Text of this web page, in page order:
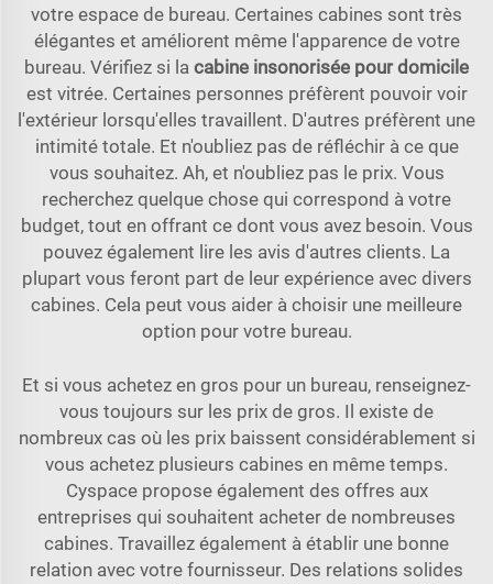
votre espace de bureau. Certaines cabines sont très
élégantes et améliorent même l'apparence de votre
bureau. Vérifiez si la cabine insonorisée pour domicile
est vitrée. Certaines personnes préfèrent pouvoir voir
l'extérieur lorsqu'elles travaillent. D'autres préfèrent une
intimité totale. Et n'oubliez pas de réfléchir à ce que
vous souhaitez. Ah, et n'oubliez pas le prix. Vous
recherchez quelque chose qui correspond à votre
budget, tout en offrant ce dont vous avez besoin. Vous
pouvez également lire les avis d'autres clients. La
plupart vous feront part de leur expérience avec divers
cabines. Cela peut vous aider à choisir une meilleure
option pour votre bureau.
Et si vous achetez en gros pour un bureau, renseignez-
vous toujours sur les prix de gros. Il existe de
nombreux cas où les prix baissent considérablement si
vous achetez plusieurs cabines en même temps.
Cyspace propose également des offres aux
entreprises qui souhaitent acheter de nombreuses
cabines. Travaillez également à établir une bonne
relation avec votre fournisseur. Des relations solides